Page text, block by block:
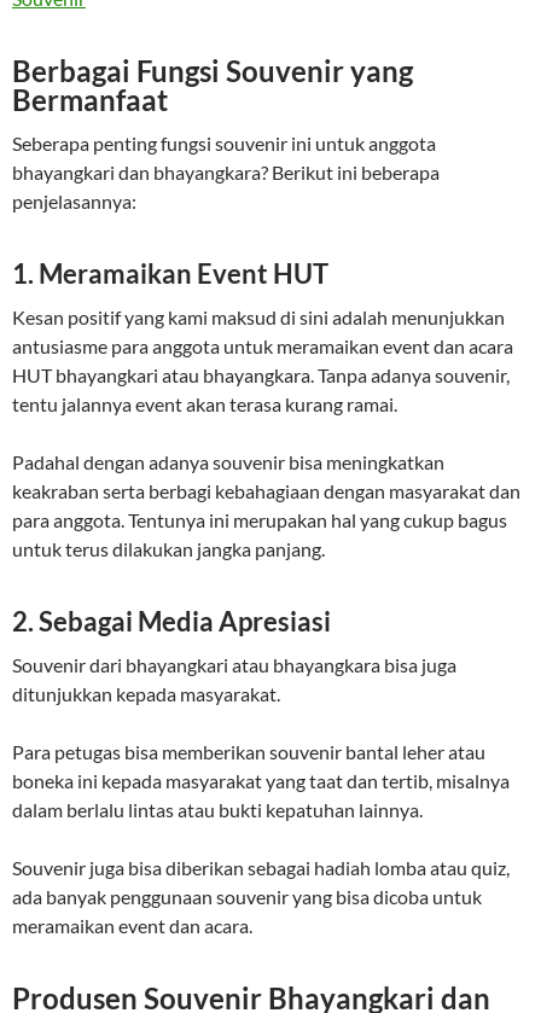
Berbagai Fungsi Souvenir yang
Bermanfaat
Seberapa penting fungsi souvenir ini untuk anggota
bhayangkari dan bhayangkara? Berikut ini beberapa
penjelasannya:
1. Meramaikan Event HUT
Kesan positif yang kami maksud di sini adalah menunjukkan
antusiasme para anggota untuk meramaikan event dan acara
HUT bhayangkari atau bhayangkara. Tanpa adanya souvenir,
tentu jalannya event akan terasa kurang ramai.
Padahal dengan adanya souvenir bisa meningkatkan
keakraban serta berbagi kebahagiaan dengan masyarakat dan
para anggota. Tentunya ini merupakan hal yang cukup bagus
untuk terus dilakukan jangka panjang.
2. Sebagai Media Apresiasi
Souvenir dari bhayangkari atau bhayangkara bisa juga
ditunjukkan kepada masyarakat.
Para petugas bisa memberikan souvenir bantal leher atau
boneka ini kepada masyarakat yang taat dan tertib, misalnya
dalam berlalu lintas atau bukti kepatuhan lainnya.
Souvenir juga bisa diberikan sebagai hadiah lomba atau quiz,
ada banyak penggunaan souvenir yang bisa dicoba untuk
meramaikan event dan acara.
Produsen Souvenir Bhayangkari dan